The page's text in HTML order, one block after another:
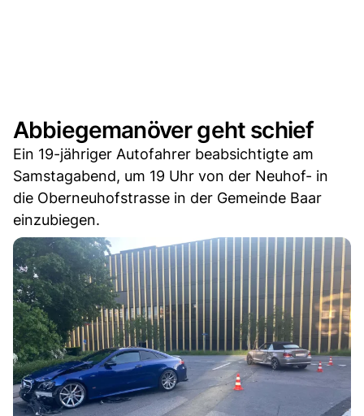
Abbiegemanöver geht schief
Ein 19-jähriger Autofahrer beabsichtigte am
Samstagabend, um 19 Uhr von der Neuhof- in
die Oberneuhofstrasse in der Gemeinde Baar
einzubiegen.